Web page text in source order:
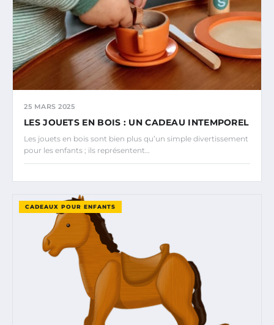
25 MARS 2025
LES JOUETS EN BOIS : UN CADEAU INTEMPOREL
Les jouets en bois sont bien plus qu’un simple divertissement
pour les enfants ; ils représentent…
CADEAUX POUR ENFANTS